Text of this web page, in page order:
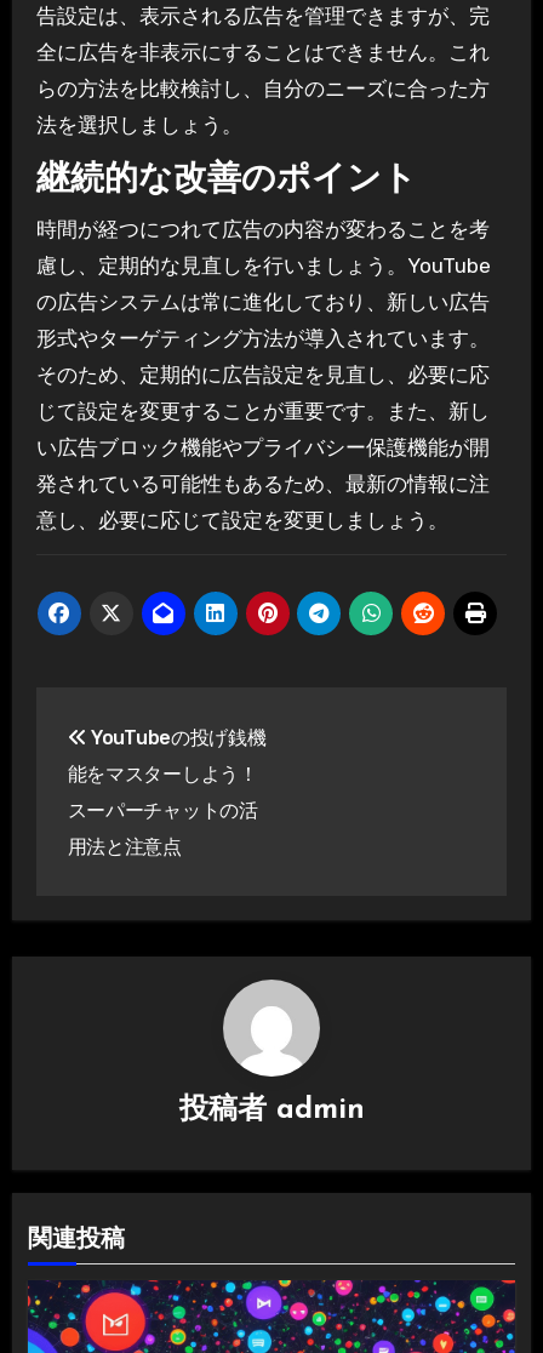
告設定は、表示される広告を管理できますが、完
全に広告を非表示にすることはできません。これ
らの方法を比較検討し、自分のニーズに合った方
法を選択しましょう。
継続的な改善のポイント
時間が経つにつれて広告の内容が変わることを考
慮し、定期的な見直しを行いましょう。YouTube
の広告システムは常に進化しており、新しい広告
形式やターゲティング方法が導入されています。
そのため、定期的に広告設定を見直し、必要に応
じて設定を変更することが重要です。また、新し
い広告ブロック機能やプライバシー保護機能が開
発されている可能性もあるため、最新の情報に注
意し、必要に応じて設定を変更しましょう。
稿
ナ
ビ
ー
YouTubeの投げ銭機
能をマスターしよう！
スーパーチャットの活
用法と注意点
投稿者 admin
関連投稿